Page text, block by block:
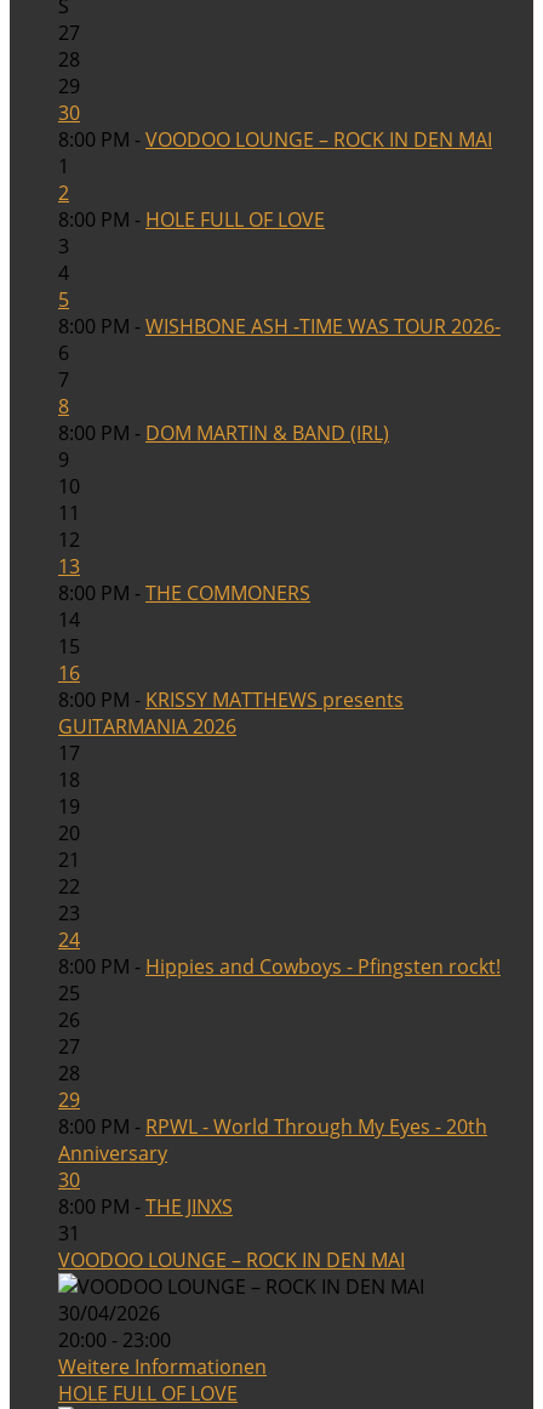
S
27
28
29
30
8:00 PM -VOODOO LOUNGE – ROCK IN DEN MAI
1
2
8:00 PM - HOLE FULL OF LOVE
3
4
5
8:00 PM -WISHBONE ASH -TIME WAS TOUR 2026-
6
7
8
8:00 PM - DOM MARTIN & BAND (IRL)
9
10
11
12
13
8:00 PM -THE COMMONERS
14
15
16
8:00 PM - KRISSY MATTHEWS presents
GUITARMANIA 2026
17
18
19
20
21
22
23
24
8:00 PM - Hippies and Cowboys - Pfingsten rockt!
25
26
27
28
29
8:00 PM - RPWL - World Through My Eyes - 20th
Anniversary
30
8:00 PM -THE JINXS
31
VOODOO LOUNGE – ROCK IN DEN MAI
30/04/2026
20:00 - 23:00
Weitere Informationen
HOLE FULL OF LOVE